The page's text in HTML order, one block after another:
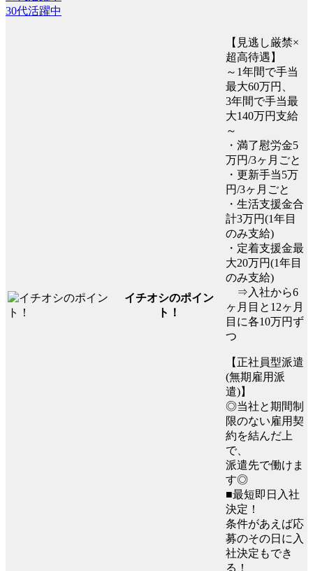
30代活躍中
イチオシのポイン
ト！
【見逃し厳禁×
超高待遇】
～1年間で手当
最大60万円、
3年間で手当最
大140万円支給
～
・満了慰労金5
万円/3ヶ月ごと
・更新手当5万
円/3ヶ月ごと
・生活支援金合
計3万円(1年目
のみ支給)
・定着支援金最
大20万円(1年目
のみ支給)
⇒入社から6
ヶ月目と12ヶ月
目に各10万円ず
つ
【正社員型派遣
(無期雇用派
遣)】
◎当社と期間制
限のない雇用契
約を結んだ上
で、
派遣先で働けま
す◎
■最短即日入社
決定！
条件があえば応
募のその日に入
社決定もでき
る！